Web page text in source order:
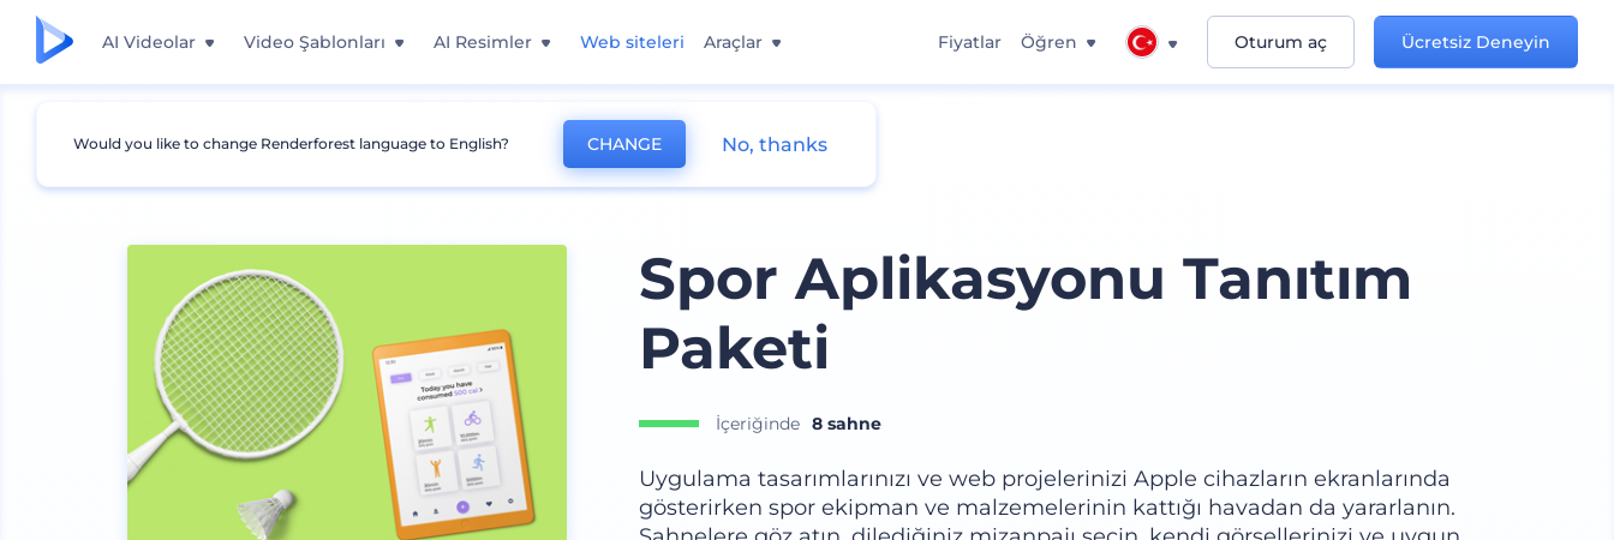
AI Videolar Video Şablonları AI Resimler Web siteleri Araçlar Fiyatlar Öğren Oturum aç Ücretsiz Deneyin
Mockuplar Giyim Diğer Giysi Mockupları
Spor Aplikasyonu Tanıtım
Paketi
İçeriğinde 8 sahne
Uygulama tasarımlarınızı ve web projelerinizi Apple cihazların ekranlarında
gösterirken spor ekipman ve malzemelerinin kattığı havadan da yararlanın.
Would you like to change Renderforest language to English? CHANGE No, thanks